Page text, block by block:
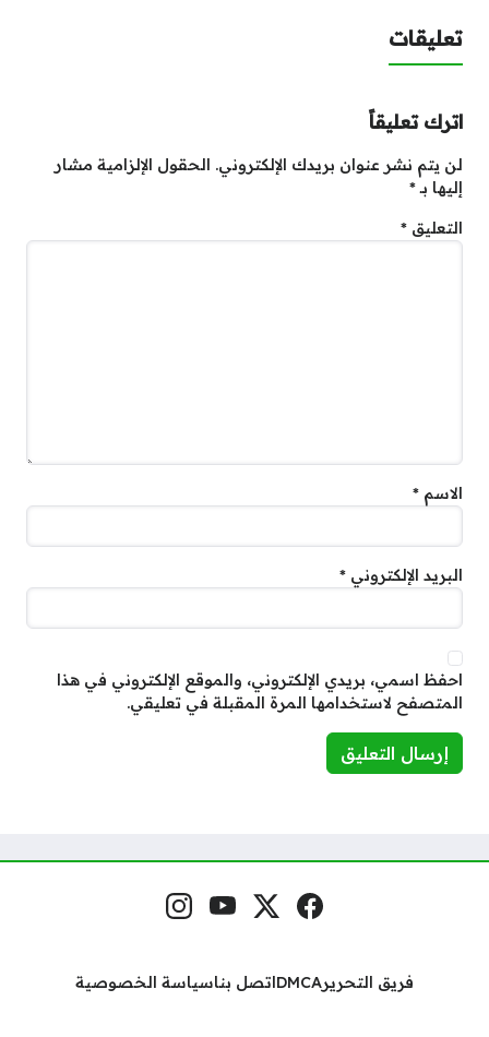
تعليقات
اترك تعليقاً
لن يتم نشر عنوان بريدك الإلكتروني. الحقول الإلزامية مشار
إليها بـ*
التعليق *
الاسم *
البريد الإلكتروني *
احفظ اسمي، بريدي الإلكتروني، والموقع الإلكتروني في هذا
المتصفح لاستخدامها المرة المقبلة في تعليقي.
مواقع التواصل فيسبوكمنصة إكس
يوتيوبإنستغرام
فريق التحريرDMCAاتصل بناسياسة الخصوصية